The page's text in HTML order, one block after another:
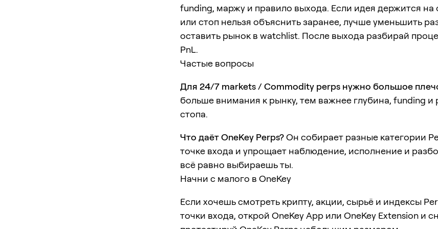
funding, маржу и правило выхода. Если идея держится на
или стоп нельзя объяснить заранее, лучше уменьшить
оставить рынок в watchlist. После выхода разбирай
PnL.
Частые вопросы
Для 24/7 markets / Commodity perps нужно большое
больше внимания к рынку, тем важнее глубина, funding и
стопа.
Что даёт OneKey Perps?Он собирает разные категории
точке входа и упрощает наблюдение, исполнение и
всё равно выбираешь ты.
Начни с малого в OneKey
Если хочешь смотреть крипту, акции, сырьё и индексы
точки входа, открой OneKey App или OneKey Extension и